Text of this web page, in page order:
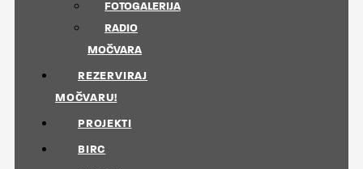
FOTOGALERIJA
RADIO
MOČVARA
REZERVIRAJ
MOČVARU!
PROJEKTI
BIRC